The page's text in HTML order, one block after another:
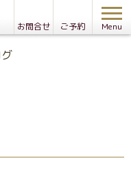
お問合せ ご予約 Menu